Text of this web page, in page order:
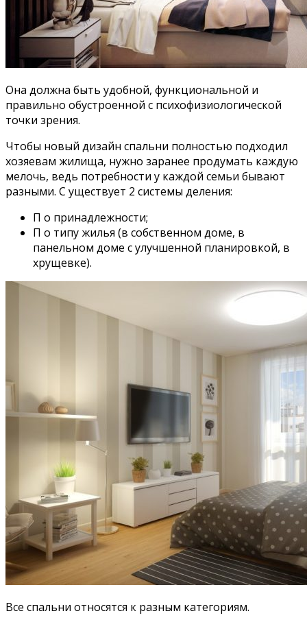
Она должна быть удобной, функциональной и
правильно обустроенной с психофизиологической
точки зрения.
Чтобы новый дизайн спальни полностью подходил
хозяевам жилища, нужно заранее продумать каждую
мелочь, ведь потребности у каждой семьи бывают
разными. С уществует 2 системы деления:
П о принадлежности;
П о типу жилья (в собственном доме, в
панельном доме с улучшенной планировкой, в
хрущевке).
Все спальни относятся к разным категориям.